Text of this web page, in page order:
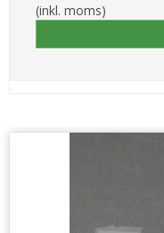
(inkl. moms)